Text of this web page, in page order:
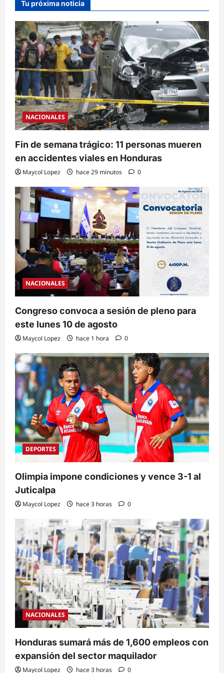
Tu próxima noticia
NACIONALES
Fin de semana trágico: 11 personas mueren
en accidentes viales en Honduras
Maycol Lopez hace 29 minutos 0
NACIONALES
Congreso convoca a sesión de pleno para
este lunes 10 de agosto
Maycol Lopez hace 1 hora 0
DEPORTES
Olimpia impone condiciones y vence 3-1 al
Juticalpa
Maycol Lopez hace 3 horas 0
NACIONALES
Honduras sumará más de 1,600 empleos con
expansión del sector maquilador
Maycol Lopez hace 3 horas 0